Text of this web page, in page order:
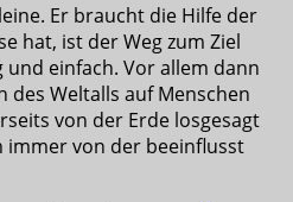
Er braucht die Hilfe der
hat, ist der Weg zum Ziel
einfach. Vor allem dann
des Weltalls auf Menschen
von der Erde losgesagt
immer von der beeinflusst